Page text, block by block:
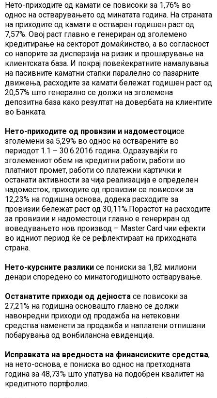
Нето-приходите од камати се повисоки за 1,76% во
однос на остварувањето од минатата година. На страната
на приходите од камати е остварен годишен раст од
7,57%. Овој раст главно е генериран од зголемено
кредитирање на секторот домаќинство, а во согласност
со напорите за дисперзија на ризик и проширување на
клиентската база. И покрај повеќекратните намалувања
на пасивните каматни стапки паралелно со пазарните
движења, расходите за камати бележат годишен раст од
20,57% што генерално се должи на зголемена
депозитна база како резултат на довербата на клиентите
во Банката.
Нето-приходите од провизии и надоместоцисе
зголемени за 5,29% во однос на остварените во
периодот 1.1 – 30.6.2016 година. Одразувајќи го
зголемениот обем на кредитни работи, работи во
платниот промет, работи со платежни картички и
останати активности за чија реализација е определен
надоместок, приходите од провизии се повисоки за
12,23% на годишна основа, додека расходите за
провизии бележат раст од 30,11%.Порастот на расходите
за провизии и надоместоци главно е генериран од
воведувањето нов производ – Master Card чии ефекти
во идниот период ќе се рефлектираат на приходната
страна.
Нето-курсните разлики се пониски за 1,82 милиони
денари споредено со минатогодишното остварување.
Останатите приходи од дејноста се повисоки за
27,21% на годишна основашто главно се должи
навонредни приходи од продажба на нетековни
средства наменети за продажба и наплатени отпишани
побарувања од вонбилансна евиденција.
Исправката на вредноста на финансиските средства,
на нето-основа, е пониска во однос на претходната
година за 48,73% што упатува на подобрен квалитет на
кредитното портфолио.